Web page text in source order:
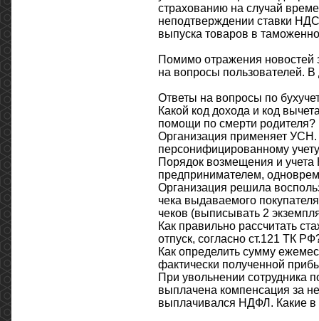
страхованию на случай
неподтверждении ставки
выпуска товаров в
Помимо отражения новостей
на вопросы пользователей. В
Ответы на вопросы по
Какой код дохода и код
помощи по смерти родителя?
Организация применяет УСН.
персонифицированному
Порядок возмещения и
предпринимателем,
Организация решила
чека выдаваемого
чеков (выписывать 2
Как правильно рассчитать
отпуск, согласно ст.121 ТК
Как определить сумму
фактически полученной
При увольнении сотрудника
выплачена компенсация за
выплачивался НДФЛ. Какие в